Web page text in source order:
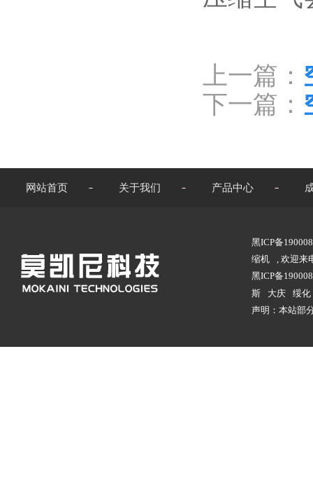
上一篇：
下一篇：
网站首页 关于我们 产品中心
黑ICP备
缩机
, 欢迎
黑ICP备
斯
大庆
绥化
声明：本站部